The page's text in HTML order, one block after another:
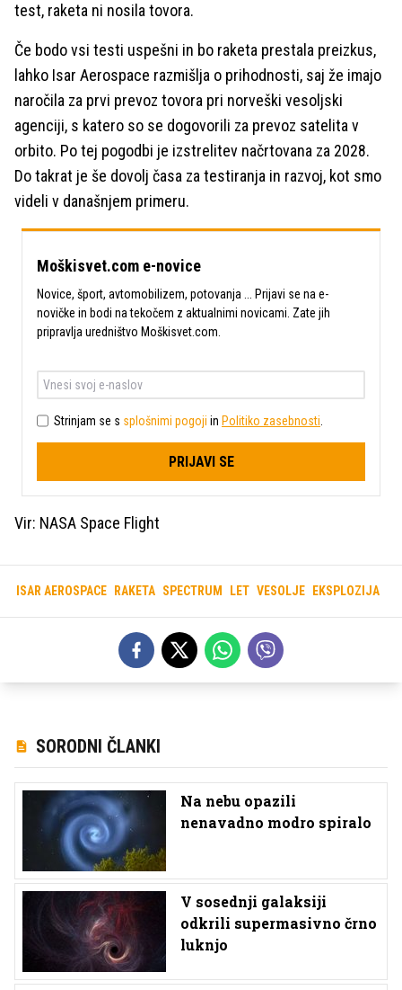
test, raketa ni nosila tovora.
Če bodo vsi testi uspešni in bo raketa prestala preizkus,
lahko Isar Aerospace razmišlja o prihodnosti, saj že imajo
naročila za prvi prevoz tovora pri norveški vesoljski
agenciji, s katero so se dogovorili za prevoz satelita v
orbito. Po tej pogodbi je izstrelitev načrtovana za 2028.
Do takrat je še dovolj časa za testiranja in razvoj, kot smo
videli v današnjem primeru.
Moškisvet.com e-novice
Novice, šport, avtomobilizem, potovanja ... Prijavi se na e-
novičke in bodi na tekočem z aktualnimi novicami. Zate jih
pripravlja uredništvo Moškisvet.com.
Strinjam se s splošnimi pogoji in Politiko zasebnosti
PRIJAVI SE
Vir: NASA Space Flight
ISAR AEROSPACE RAKETA SPECTRUM LET VESOLJE EKSPLOZIJA
SORODNI ČLANKI
Na nebu opazili
nenavadno modro spiralo
V sosednji galaksiji
odkrili supermasivno črno
luknjo